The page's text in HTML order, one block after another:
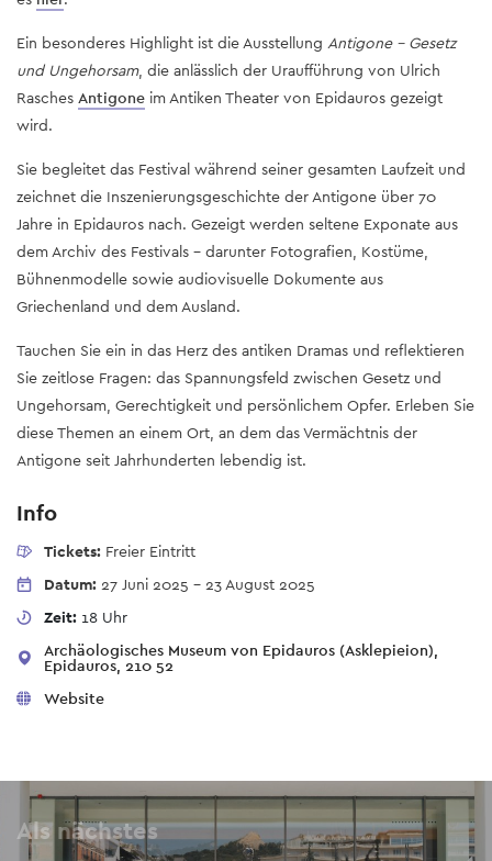
Ein besonderes Highlight ist die Ausstellung Antigone – Gesetz
und Ungehorsam, die anlässlich der Uraufführung von Ulrich
Rasches Antigone im Antiken Theater von Epidauros gezeigt
wird.
Sie begleitet das Festival während seiner gesamten Laufzeit und
zeichnet die Inszenierungsgeschichte der Antigone über 70
Jahre in Epidauros nach. Gezeigt werden seltene Exponate aus
dem Archiv des Festivals – darunter Fotografien, Kostüme,
Bühnenmodelle sowie audiovisuelle Dokumente aus
Griechenland und dem Ausland.
Tauchen Sie ein in das Herz des antiken Dramas und reflektieren
Sie zeitlose Fragen: das Spannungsfeld zwischen Gesetz und
Ungehorsam, Gerechtigkeit und persönlichem Opfer. Erleben Sie
diese Themen an einem Ort, an dem das Vermächtnis der
Antigone seit Jahrhunderten lebendig ist.
Info
Tickets: Freier Eintritt
Datum: 27 Juni 2025 - 23 August 2025
Zeit: 18 Uhr
Archäologisches Museum von Epidauros (Asklepieion),
Epidauros, 210 52
Website
Als nächstes